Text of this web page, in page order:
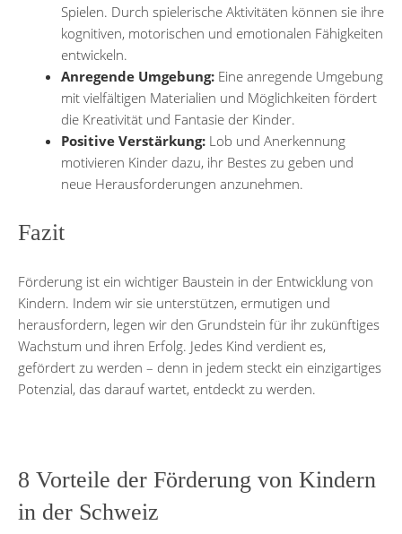
Spielen. Durch spielerische Aktivitäten können sie ihre
kognitiven, motorischen und emotionalen Fähigkeiten
entwickeln.
Anregende Umgebung: Eine anregende Umgebung
mit vielfältigen Materialien und Möglichkeiten fördert
die Kreativität und Fantasie der Kinder.
Positive Verstärkung: Lob und Anerkennung
motivieren Kinder dazu, ihr Bestes zu geben und
neue Herausforderungen anzunehmen.
Fazit
Förderung ist ein wichtiger Baustein in der Entwicklung von
Kindern. Indem wir sie unterstützen, ermutigen und
herausfordern, legen wir den Grundstein für ihr zukünftiges
Wachstum und ihren Erfolg. Jedes Kind verdient es,
gefördert zu werden – denn in jedem steckt ein einzigartiges
Potenzial, das darauf wartet, entdeckt zu werden.
8 Vorteile der Förderung von Kindern
in der Schweiz